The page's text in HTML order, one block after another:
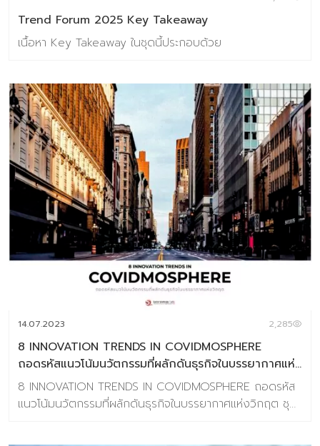
Trend Forum 2025 Key Takeaway
เนื้อหา Key Takeaway ในชุดนี้ประกอบด้วย
14.07.2023 2,285
8 INNOVATION TRENDS IN COVIDMOSPHERE
ถอดรหัสแนวโน้มนวัตกรรมที่ผลักดันธุรกิจในบรรยากาศแห่ง
วิกฤต
8 INNOVATION TRENDS IN COVIDMOSPHERE ถอดรหัส
แนวโน้มนวัตกรรมที่ผลักดันธุรกิจในบรรยากาศแห่งวิกฤต ชุด